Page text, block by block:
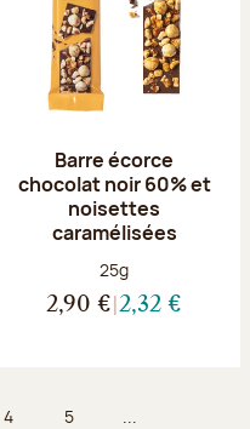
Barre écorce
chocolat noir 60% et
noisettes
caramélisées
Poids net :
25g
2,90 € 2,32 €
4 5 ...